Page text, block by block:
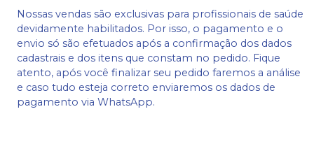
Nossas vendas são exclusivas para profissionais de saúde
devidamente habilitados. Por isso, o pagamento e o
envio só são efetuados após a confirmação dos dados
cadastrais e dos itens que constam no pedido. Fique
atento, após você finalizar seu pedido faremos a análise
e caso tudo esteja correto enviaremos os dados de
pagamento via WhatsApp.